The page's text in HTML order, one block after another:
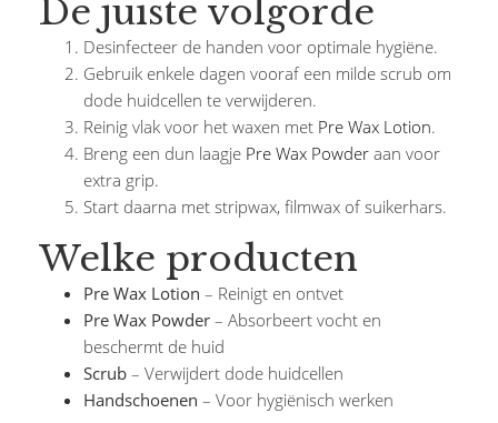
De juiste volgorde
Desinfecteer de handen voor optimale hygiëne.
Gebruik enkele dagen vooraf een milde scrub om
dode huidcellen te verwijderen.
Reinig vlak voor het waxen met Pre Wax Lotion.
Breng een dun laagje Pre Wax Powder aan voor
extra grip.
Start daarna met stripwax, filmwax of suikerhars.
Welke producten
Pre Wax Lotion – Reinigt en ontvet
Pre Wax Powder – Absorbeert vocht en
beschermt de huid
Scrub – Verwijdert dode huidcellen
Handschoenen – Voor hygiënisch werken